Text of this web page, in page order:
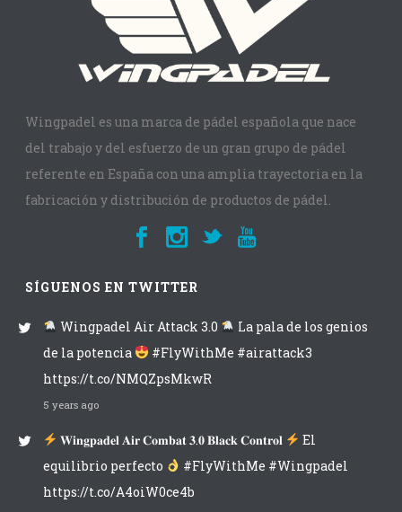
Wingpadel es una marca de pádel española que nace
del trabajo y del esfuerzo de un gran grupo de pádel
referente en España con una amplia trayectoria en la
fabricación y distribución de productos de pádel.
SÍGUENOS EN TWITTER
Wingpadel Air Attack 3.0
La pala de los genios
de la potencia
#FlyWithMe #airattack3
https://t.co/NMQZpsMkwR
5 years ago
𝐖𝐢𝐧𝐠𝐩𝐚𝐝𝐞𝐥 𝐀𝐢𝐫 𝐂𝐨𝐦𝐛𝐚𝐭 𝟑.𝟎 𝐁𝐥𝐚𝐜𝐤 𝐂𝐨𝐧𝐭𝐫𝐨𝐥
El
equilibrio perfecto
#FlyWithMe #Wingpadel
https://t.co/A4oiW0ce4b